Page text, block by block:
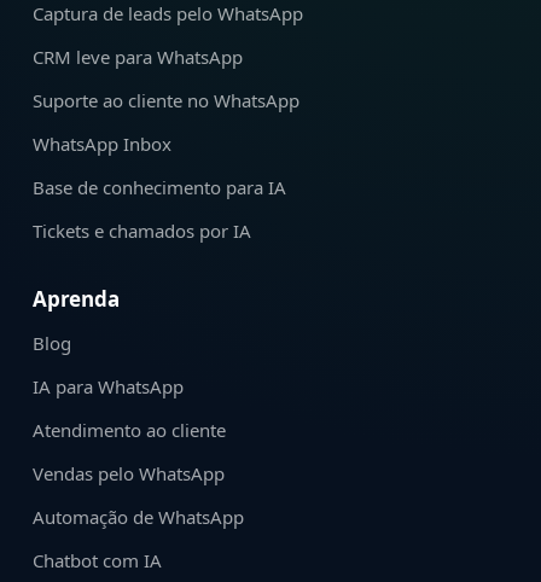
Captura de leads pelo WhatsApp
CRM leve para WhatsApp
Suporte ao cliente no WhatsApp
WhatsApp Inbox
Base de conhecimento para IA
Tickets e chamados por IA
Aprenda
Blog
IA para WhatsApp
Atendimento ao cliente
Vendas pelo WhatsApp
Automação de WhatsApp
Chatbot com IA